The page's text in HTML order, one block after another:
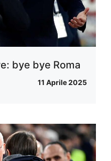
bye bye Roma
11 Aprile 2025